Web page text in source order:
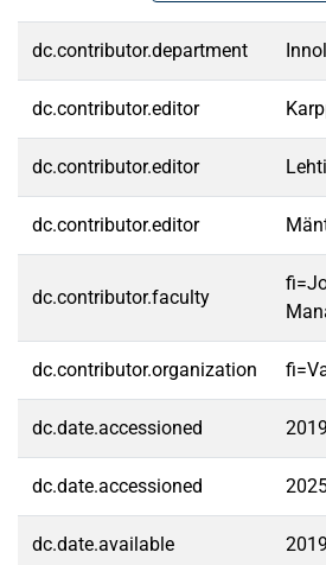
dc.contributor.department
dc.contributor.editor
dc.contributor.editor
dc.contributor.editor
dc.contributor.faculty
dc.contributor.organization
dc.date.accessioned
dc.date.accessioned
dc.date.available